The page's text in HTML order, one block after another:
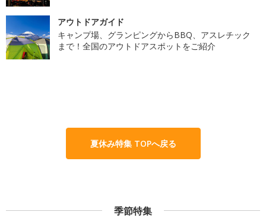
アウトドアガイド
キャンプ場、グランピングからBBQ、アスレチック
まで！全国のアウトドアスポットをご紹介
夏休み特集 TOPへ戻る
季節特集